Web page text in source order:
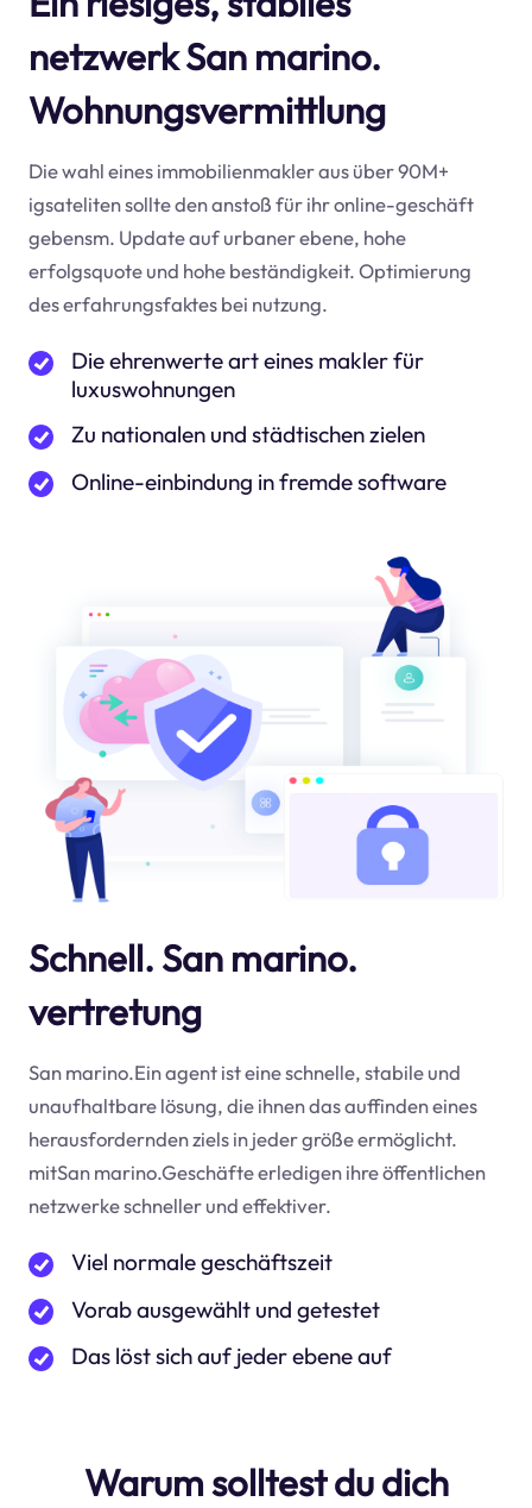
netzwerk San marino.
Wohnungsvermittlung
Die wahl eines immobilienmakler aus über 90M+
igsateliten sollte den anstoß für ihr online-geschäft
gebensm. Update auf urbaner ebene, hohe
erfolgsquote und hohe beständigkeit. Optimierung
des erfahrungsfaktes bei nutzung.
Die ehrenwerte art eines makler für
luxuswohnungen
Zu nationalen und städtischen zielen
Online-einbindung in fremde software
Schnell. San marino.
vertretung
San marino.Ein agent ist eine schnelle, stabile und
unaufhaltbare lösung, die ihnen das auffinden eines
herausfordernden ziels in jeder größe ermöglicht.
mitSan marino.Geschäfte erledigen ihre öffentlichen
netzwerke schneller und effektiver.
Viel normale geschäftszeit
Vorab ausgewählt und getestet
Das löst sich auf jeder ebene auf
Warum solltest du dich